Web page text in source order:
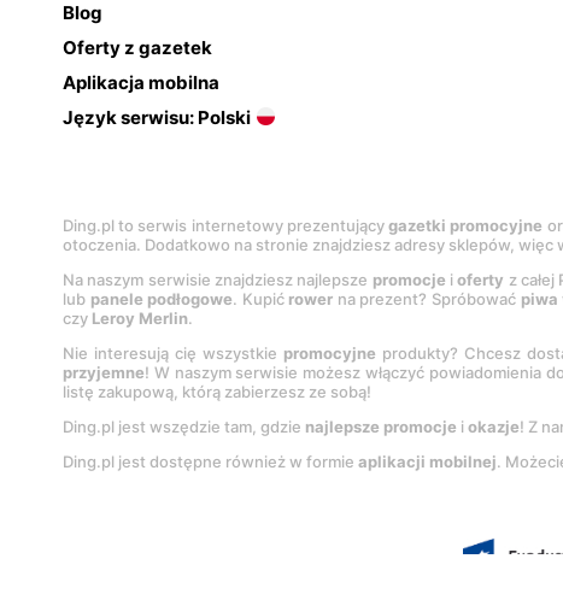
Blog
Oferty z gazetek
Aplikacja mobilna
Język serwisu: Polski
Ding.pl to serwis internetowy prezentującygazetki promocyjne
otoczenia. Dodatkowo na stronie znajdziesz adresy sklepów,
Na naszym serwisie znajdziesz najlepsze promocje ioferty z
lub panele podłogowe. Kupić rower na prezent? Spróbować piwa
czy Leroy Merlin.
Nie interesują cię wszystkie promocyjne produkty? Chcesz
przyjemne! W naszym serwisie możesz włączyć powiadomienia do
listę zakupową, którą zabierzesz ze sobą!
Ding.pl jest wszędzie tam, gdzie najlepsze promocje i okazje! Z
Ding.pl jest dostępne również w formie aplikacji mobilnej.